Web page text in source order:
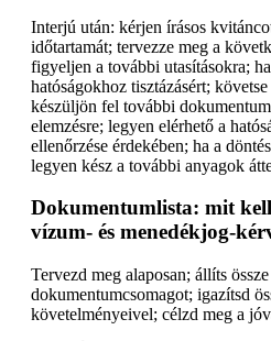
Interjú után: kérjen írásos
időtartamát; tervezze meg a
figyeljen a további utasításokra;
hatóságokhoz tisztázásért;
készüljön fel további
elemzésre; legyen elérhető a
ellenőrzése érdekében; ha a
legyen kész a további anyagok
Dokumentumlista: mit
vízum- és menedékjog-
Tervezd meg alaposan; állíts
dokumentumcsomagot; igazítsd
követelményeivel; célzd meg a